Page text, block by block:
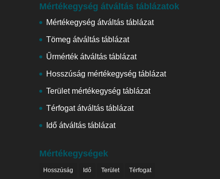
Mértékegység átváltás táblázatok
Mértékegység átváltás táblázat
Tömeg átváltás táblázat
Űrmérték átváltás táblázat
Hosszúság mértékegység táblázat
Terület mértékegység táblázat
Térfogat átváltás táblázat
Idő átváltás táblázat
Mértékegységek
Hosszúság Idő Terület Térfogat